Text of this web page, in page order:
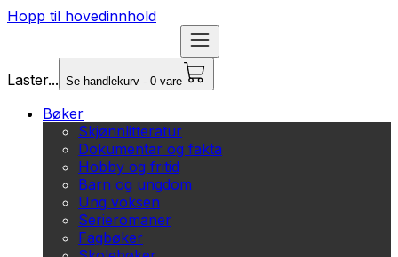
Hopp til hovedinnhold
Laster... Se handlekurv - 0 vare
Bøker
Skjønnlitteratur
Dokumentar og fakta
Hobby og fritid
Barn og ungdom
Ung voksen
Serieromaner
Fagbøker